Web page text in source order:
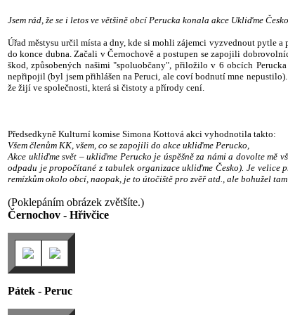
Jsem rád, že se i letos ve většině obcí Perucka konala akce Ukliďme
Úřad městysu určil místa a dny, kde si mohli zájemci vyzvednout pytle
do konce dubna. Začali v Černochově a postupen se zapojili
škod, způsobených našimi "spoluobčany", přiložilo v 6 obcích
nepřipojil (byl jsem přihlášen na Peruci, ale coví bodnutí mne
že žijí ve společnosti, která si čistoty a přírody cení.
Předsedkyně Kulturní komise Simona Kottová akci vyhodnotila takto:
Všem členům KK, všem, co se zapojili do akce ukliďme Perucko,
Akce ukliďme svět – ukliďme Perucko je úspěšně za námi a dovolte
odpadu je propočítané z tabulek organizace ukliďme Česko). Je velice
remízkům okolo obcí, naopak, je to útočiště pro zvěř atd., ale bohužel
(Poklepáním obrázek zvětšíte.)
Černochov - Hřivčice
Pátek - Peruc